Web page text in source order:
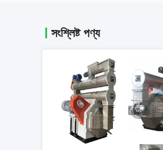
সংশ্লিষ্ট পণ্য